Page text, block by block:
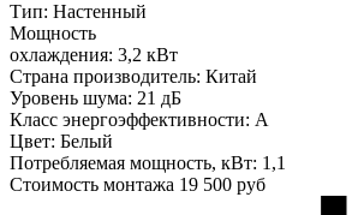
Тип: Настенный
Мощность
охлаждения: 3,2 кВт
Страна производитель: Китай
Уровень шума: 21 дБ
Класс энергоэффективности: A
Цвет: Белый
Потребляемая мощность, кВт: 1,1
Стоимость монтажа 19 500 руб